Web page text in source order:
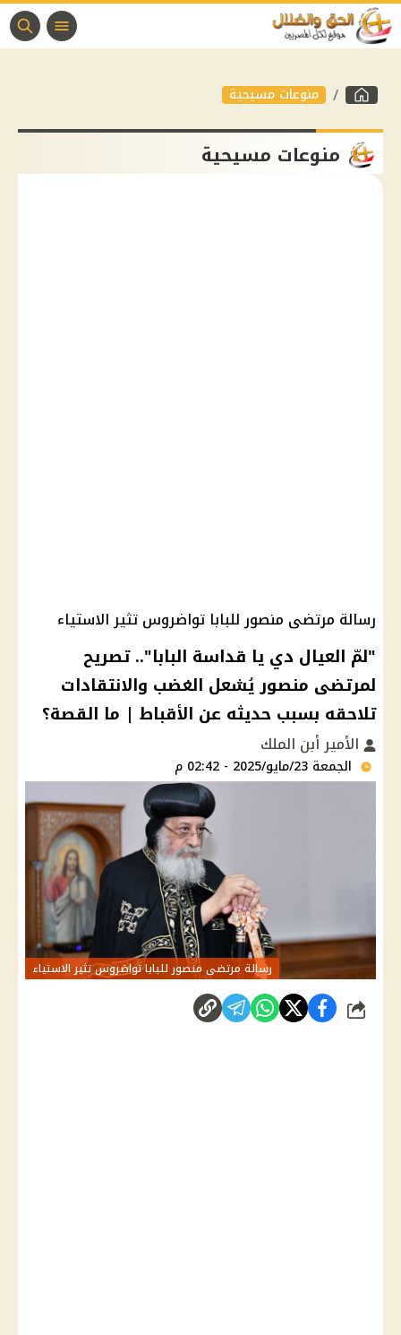
منوعات مسيحية
منوعات مسيحية
رسالة مرتضى منصور للبابا تواضروس تثير الاستياء
"لمّ العيال دي يا قداسة البابا".. تصريح
لمرتضى منصور يُشعل الغضب والانتقادات
تلاحقه بسبب حديثه عن الأقباط | ما القصة؟
الأمير أبن الملك
الجمعة 23/مايو/2025 - 02:42 م
رسالة مرتضى منصور للبابا تواضروس تثير الاستياء
شارك